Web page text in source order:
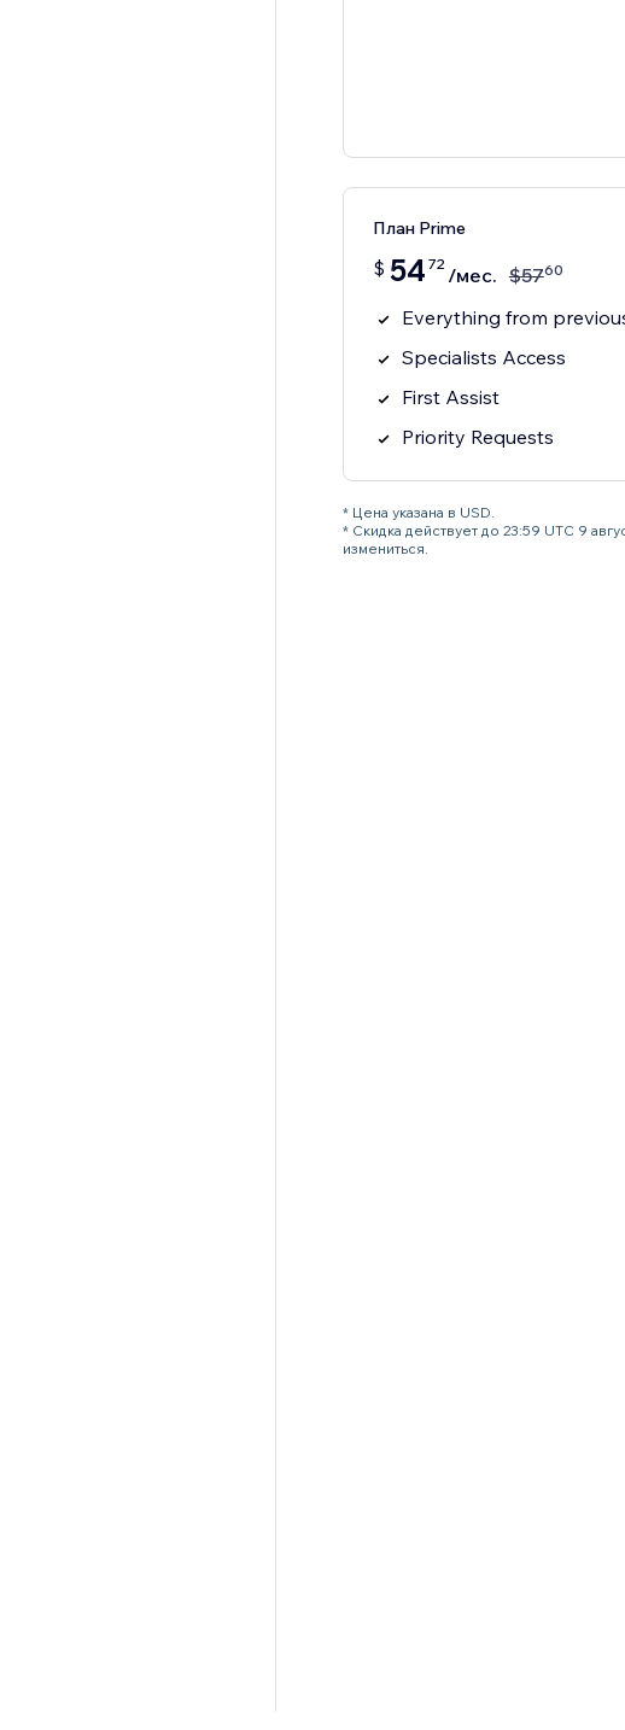
План Prime
$ 54 72 /мес. $5760
Everything from
Specialists Access
First Assist
Priority Requests
* Цена указана в USD.
* Скидка действует до 23:59 UTC 9
измениться.